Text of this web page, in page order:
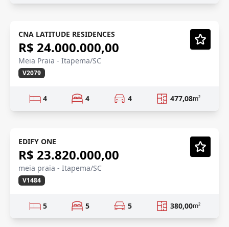
FRENTE MAR
Vídeo
Em Construção
CNA LATITUDE RESIDENCES
R$ 24.000.000,00
Meia Praia - Itapema/SC
V2079
4 4 4 477,08m²
QUADRA MAR
Vídeo
Em Construção
EDIFY ONE
R$ 23.820.000,00
meia praia - Itapema/SC
V1484
5 5 5 380,00m²